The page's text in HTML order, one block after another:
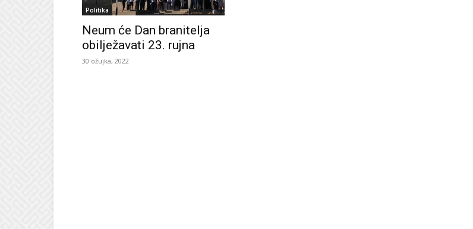
Politika
Neum će Dan branitelja
obilježavati 23. rujna
30 ožujka, 2022